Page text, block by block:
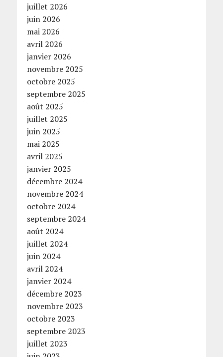
juillet 2026
juin 2026
mai 2026
avril 2026
janvier 2026
novembre 2025
octobre 2025
septembre 2025
août 2025
juillet 2025
juin 2025
mai 2025
avril 2025
janvier 2025
décembre 2024
novembre 2024
octobre 2024
septembre 2024
août 2024
juillet 2024
juin 2024
avril 2024
janvier 2024
décembre 2023
novembre 2023
octobre 2023
septembre 2023
juillet 2023